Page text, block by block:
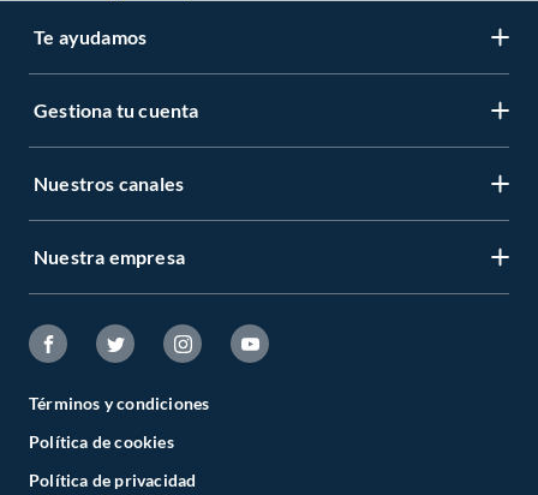
Te ayudamos
Gestiona tu cuenta
Nuestros canales
Nuestra empresa
Términos y condiciones
Política de cookies
Política de privacidad